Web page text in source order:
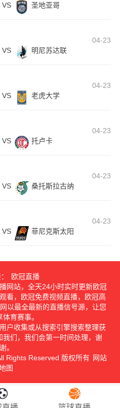
VS 圣地亚哥
04-23
VS 明尼苏达联
04-23
VS 老虎大学
04-23
VS 托卢卡
04-23
VS 桑托斯拉古纳
04-23
VS 菲尼克斯太阳
欧冠直播
网站，全天24小时实时更新欧冠
看，欧冠免费视频直播，欧冠高
以最全最新的直播信号源，让您
育赛事。
户收集或从搜索引擎搜索整理获
们，我们会第一时间处理，谢
谢。
Rights Reserved 版权所有 网站
图